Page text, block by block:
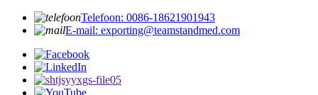
Telefoon: 0086-18621901943
E-mail: exporting@teamstandmed.com